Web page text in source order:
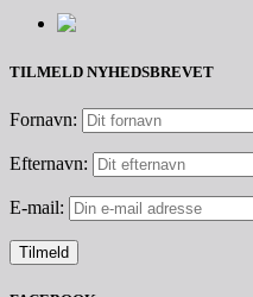
TILMELD NYHEDSBREVET
Fornavn:
Efternavn:
E-mail: